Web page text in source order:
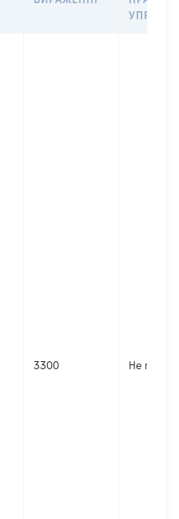
3300 Не